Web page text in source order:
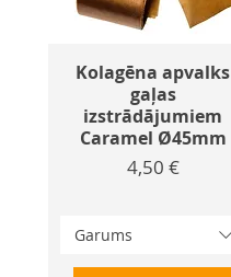
Kolagēna apvalks
gaļas
izstrādājumiem
Caramel Ø45mm
Cena
4,50 €
Garums